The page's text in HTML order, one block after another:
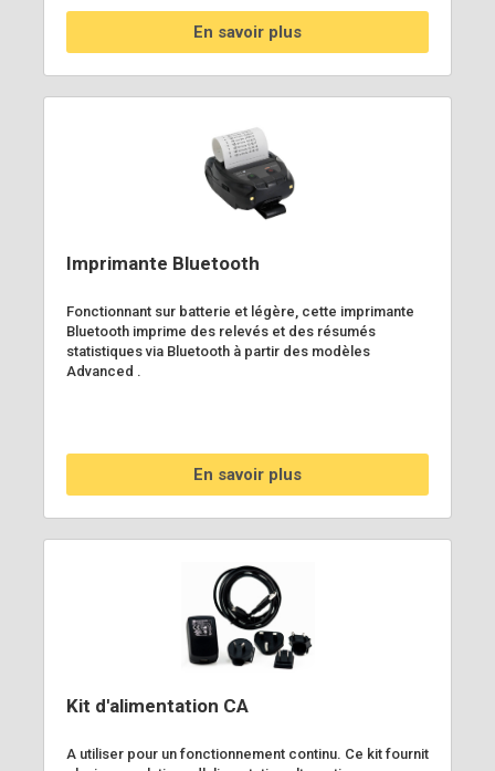
En savoir plus
Imprimante Bluetooth
Fonctionnant sur batterie et légère, cette imprimante
Bluetooth imprime des relevés et des résumés
statistiques via Bluetooth à partir des modèles
Advanced .
En savoir plus
Kit d'alimentation CA
A utiliser pour un fonctionnement continu. Ce kit fournit